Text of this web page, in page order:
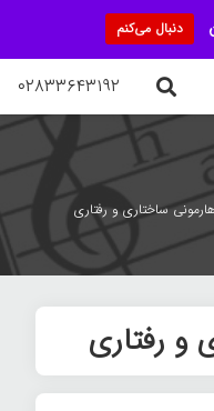
۰۲۸۳۳۶۴۳۱۹۲
هارمونی ساختاری و رفتاری
و رفتاری
دنبال می‌کنم